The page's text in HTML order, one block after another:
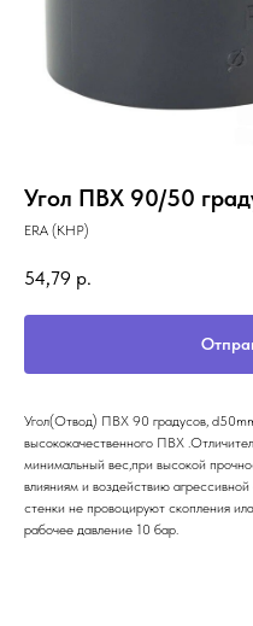
Угол ПВХ 90/50
ERA (КНР)
54,79 р.
Угол(Отвод) ПВХ 90 градусов,
высококачественного ПВХ
минимальный вес,при высокой
влияниям и воздействию
стенки не провоцируют скопления
рабочее давление 10 бар.